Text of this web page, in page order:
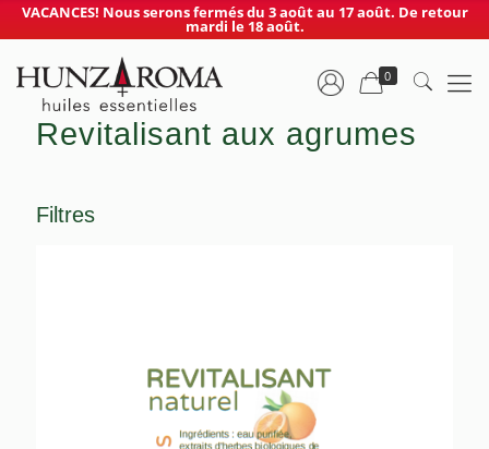
VACANCES! Nous serons fermés du 3 août au 17 août. De retour
mardi le 18 août.
0
Revitalisant aux agrumes
Filtres